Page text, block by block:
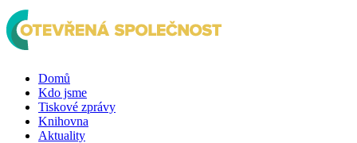
Domů
Kdo jsme
Tiskové zprávy
Knihovna
Aktuality